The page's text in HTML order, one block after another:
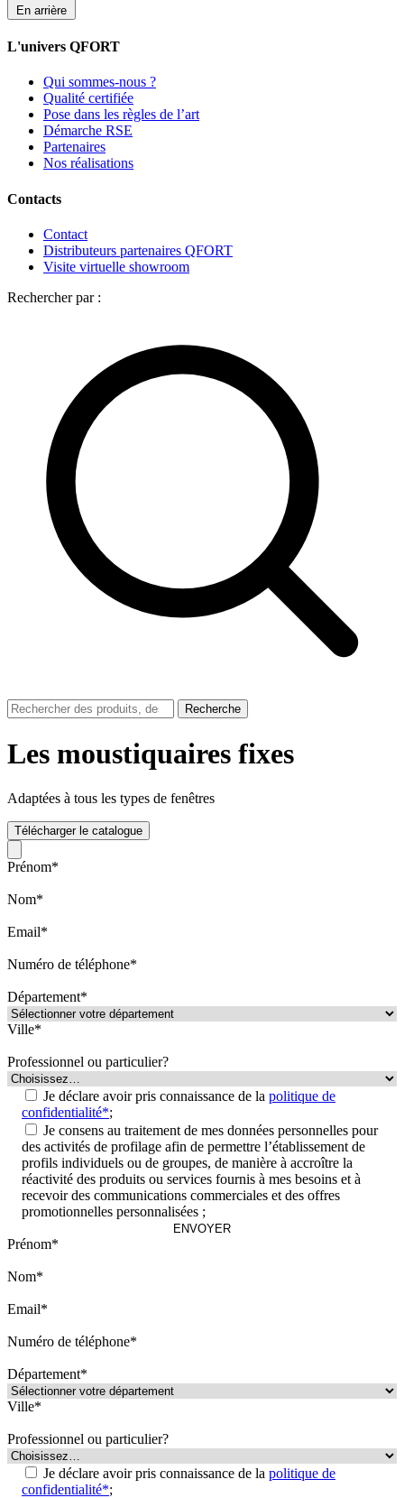
En arrière
L'univers QFORT
Qui sommes-nous ?
Qualité certifiée
Pose dans les règles de l’art
Démarche RSE
Partenaires
Nos réalisations
Contacts
Contact
Distributeurs partenaires QFORT
Visite virtuelle showroom
Rechercher par :
Recherche
Les moustiquaires fixes
Adaptées à tous les types de fenêtres
Télécharger le catalogue
Prénom*
Nom*
Email*
Numéro de téléphone*
Département*
Ville*
Professionnel ou particulier?
Je déclare avoir pris connaissance de la politique de
confidentialité*;
Je consens au traitement de mes données personnelles pour
des activités de profilage afin de permettre l’établissement de
profils individuels ou de groupes, de manière à accroître la
réactivité des produits ou services fournis à mes besoins et à
recevoir des communications commerciales et des offres
promotionnelles personnalisées ;
Prénom*
Nom*
Email*
Numéro de téléphone*
Département*
Ville*
Professionnel ou particulier?
Je déclare avoir pris connaissance de la politique de
confidentialité*;